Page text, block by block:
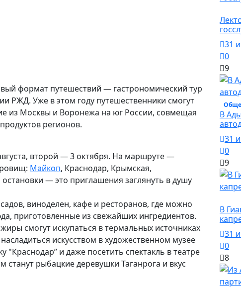
формат путешествий — гастрономический тур
РЖД. Уже в этом году путешественники смогут
из Москвы и Воронежа на юг России, совмещая
регионов.
второй — 3 октября. На маршруте —
Майкоп, Краснодар, Крымская,
— это приглашения заглянуть в душу
виноделен, кафе и ресторанов, где можно
приготовленные из свежайших ингредиентов.
смогут искупаться в термальных источниках
искусством в художественном музее
"Краснодар” и даже посетить спектакль в театре
рыбацкие деревушки Таганрога и вкус
31
0
9
В
31
0
9
В
31
0
8